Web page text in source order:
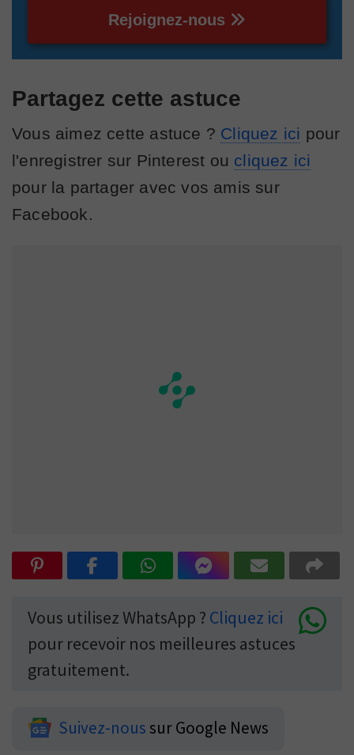
Rejoignez-nous
Partagez cette astuce
Vous aimez cette astuce ? Cliquez ici pour
l'enregistrer sur Pinterest ou cliquez ici
pour la partager avec vos amis sur
Facebook.
Vous utilisez WhatsApp ? Cliquez ici
pour recevoir nos meilleures astuces
gratuitement.
Suivez-noussur Google News